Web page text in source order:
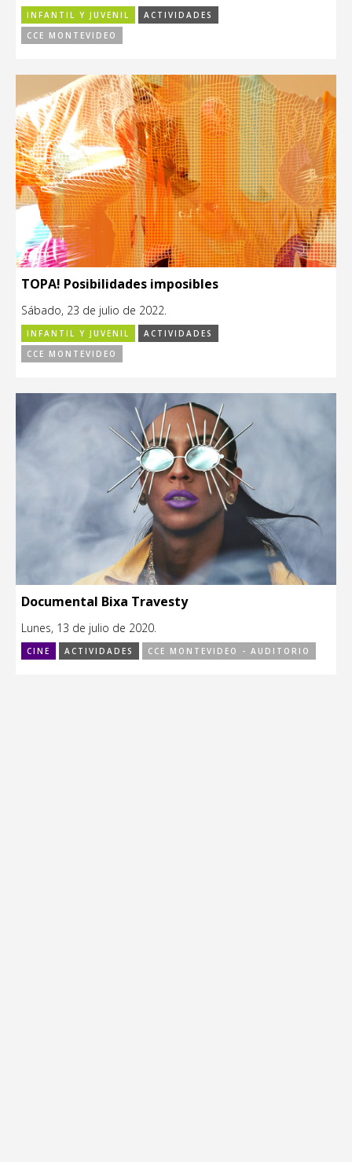
INFANTIL Y JUVENIL
ACTIVIDADES
CCE MONTEVIDEO
TOPA! Posibilidades imposibles
Sábado, 23 de julio de 2022.
INFANTIL Y JUVENIL
ACTIVIDADES
CCE MONTEVIDEO
Documental Bixa Travesty
Lunes, 13 de julio de 2020.
CINE ACTIVIDADES CCE MONTEVIDEO - AUDITORIO